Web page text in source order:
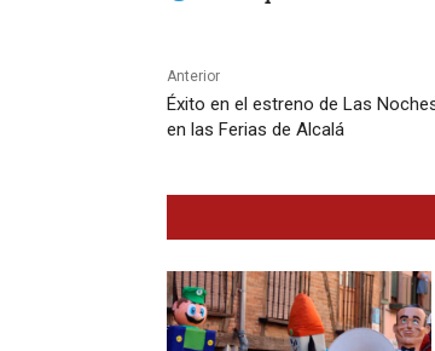
Anterior
Éxito en el estreno de Las
en las Ferias de Alcalá